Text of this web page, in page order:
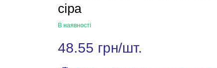
сіра
В наявності
48.55 грн/шт.